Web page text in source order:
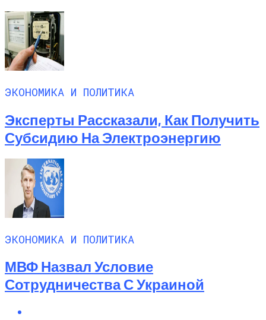
ЭКОНОМИКА И ПОЛИТИКА
Эксперты Рассказали, Как Получить
Субсидию На Электроэнергию
ЭКОНОМИКА И ПОЛИТИКА
МВФ Назвал Условие
Сотрудничества С Украиной